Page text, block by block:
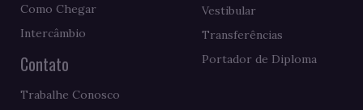
Como Chegar
Intercâmbio
Contato
Trabalhe Conosco
Vestibular
Transferências
Portador de Diploma